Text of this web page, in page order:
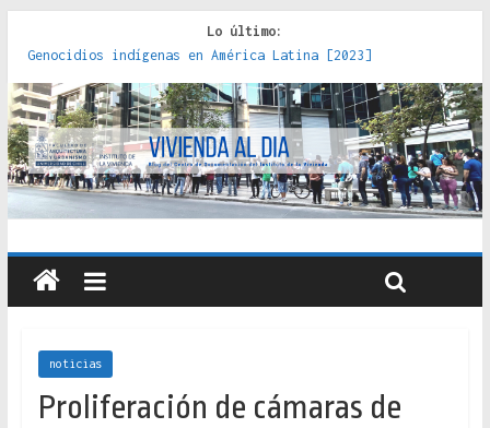
Lo último:
Genocidios indígenas en América Latina [2023]
Estudios sobre la espacialización de los Estados :
políticas, prácticas y representaciones [2022]
Donde el pedernal choca con el acero : hacia una teoría
crítica de las fronteras latinoamericanas [2020]
Criterios técnicos para una vivienda adecuada [2019]
Red de consultorios de la Caja del Seguro Obrero en
Santiago : un patrimonio emblemático [2014]
noticias
Proliferación de cámaras de